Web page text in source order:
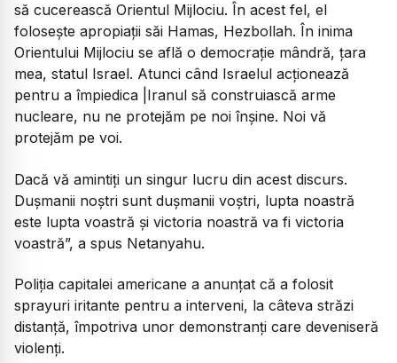
să cucerească Orientul Mijlociu. În acest fel, el
folosește apropiații săi Hamas, Hezbollah. În inima
Orientului Mijlociu se află o democrație mândră, țara
mea, statul Israel. Atunci când Israelul acționează
pentru a împiedica |Iranul să construiască arme
nucleare, nu ne protejăm pe noi înșine. Noi vă
protejăm pe voi.
Dacă vă amintiți un singur lucru din acest discurs.
Dușmanii noștri sunt dușmanii voștri, lupta noastră
este lupta voastră și victoria noastră va fi victoria
voastră”, a spus Netanyahu.
Poliţia capitalei americane a anunţat că a folosit
sprayuri iritante pentru a interveni, la câteva străzi
distanţă, împotriva unor demonstranţi care deveniseră
violenţi.